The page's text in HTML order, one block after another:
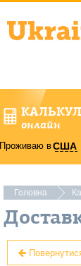
онлайн
Проживаю вСША
Головна